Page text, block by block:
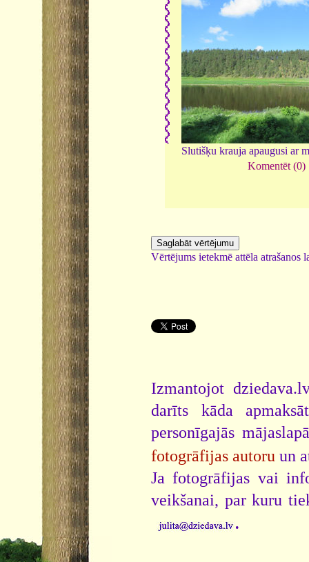
Slutišķu krauja apaugusi ar
Komentēt (0)
Vērtējums ietekmē attēla atrašanos
Izmantojot
darīts kāda
personīgajās
fotogrāfijas autoru un
Ja fotogrāfijas vai
veikšanai, par kuru
.